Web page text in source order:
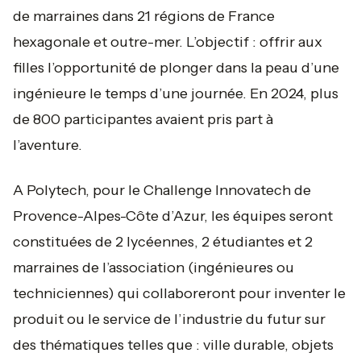
de marraines dans 21 régions de France
hexagonale et outre-mer. L’objectif : offrir aux
filles l’opportunité de plonger dans la peau d’une
ingénieure le temps d’une journée. En 2024, plus
de 800 participantes avaient pris part à
l’aventure.
A Polytech, pour le Challenge Innovatech de
Provence-Alpes-Côte d’Azur, les équipes seront
constituées de 2 lycéennes, 2 étudiantes et 2
marraines de l’association (ingénieures ou
techniciennes) qui collaboreront pour inventer le
produit ou le service de l’industrie du futur sur
des thématiques telles que : ville durable, objets